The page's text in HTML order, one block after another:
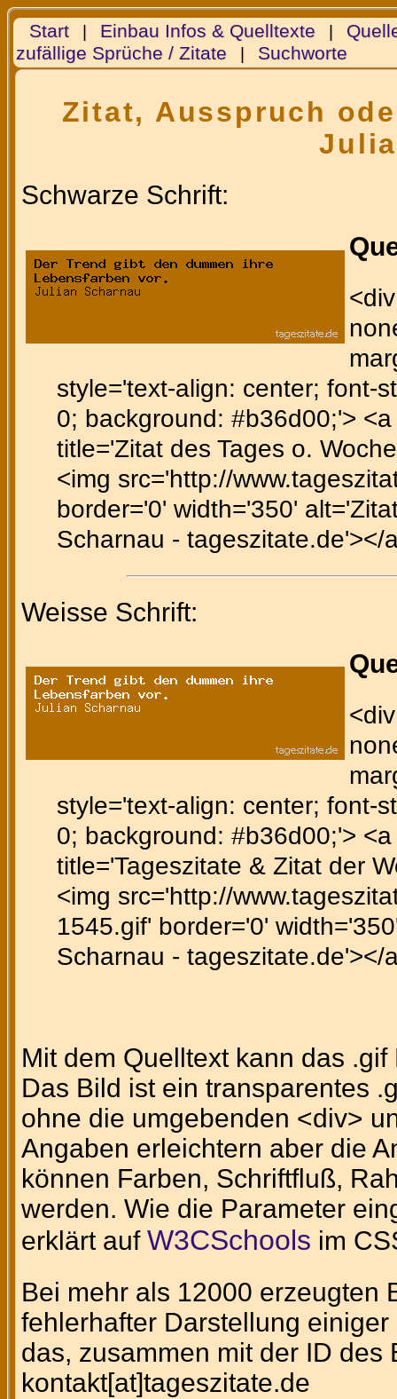
Start| Einbau Infos & Quelltexte |
zufällige Sprüche / Zitate | Suchworte
Zitat, Ausspruch
Schwarze Schrift:
style='text-align: center; font-
0; background: #b36d00;'>
title='Zitat des Tages o.
<img src='http://
border='0' width='350'
Scharnau - tageszitate.de'></
Weisse Schrift:
style='text-align: center; font-
0; background: #b36d00;'>
title='Tageszitate & Zitat der
<img src='http://
1545.gif' border='0'
Scharnau - tageszitate.de'></
Mit dem Quelltext kann das
Das Bild ist ein transparentes
ohne die umgebenden <div>
Angaben erleichtern aber die
können Farben, Schriftfluß,
werden. Wie die Parameter
erklärt auf W3CSchools im
Bei mehr als 12000 erzeugten
fehlerhafter Darstellung
das, zusammen mit der ID
kontakt[at]tageszitate.de